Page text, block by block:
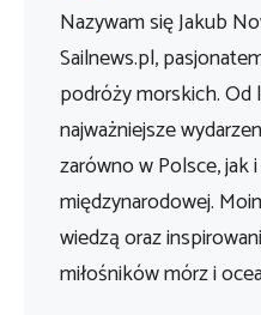
Nazywam się Jakub
Sailnews.pl,
podróży morskich. Od
najważniejsze
zarówno w Polsce, jak
międzynarodowej.
wiedzą oraz
miłośników mórz i